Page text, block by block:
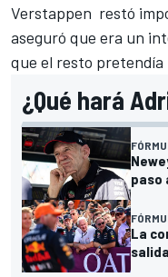
Verstappen restó
aseguró que era un
que el resto pretendía
¿Qué hará
paso
La